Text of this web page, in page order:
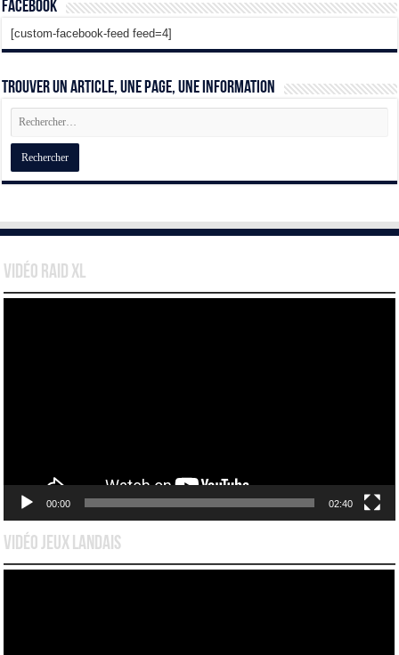
Facebook
[custom-facebook-feed feed=4]
Trouver un article, une page, une information
Vidéo Raid XL
00:00 02:40
Vidéo Jeux Landais